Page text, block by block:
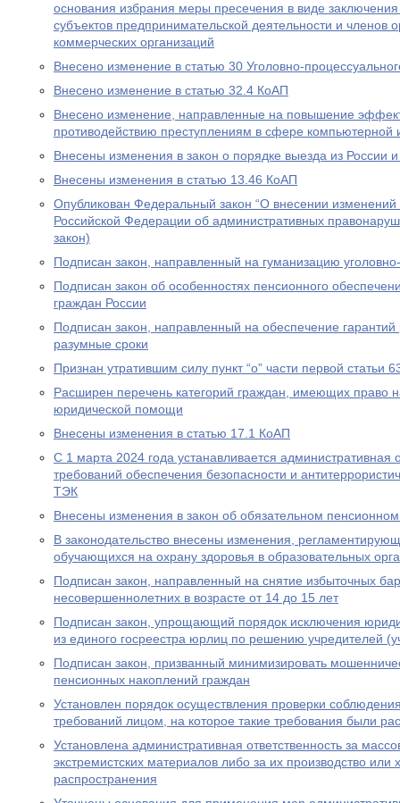
основания избрания меры пресечения в виде
субъектов предпринимательской деятельности и членов
коммерческих организаций
Внесено изменение в статью 30 Уголовно-
Внесено изменение в статью 32.4 КоАП
Внесено изменение, направленные на повышение
противодействию преступлениям в сфере
Внесены изменения в закон о порядке выезда из России
Внесены изменения в статью 13.46 КоАП
Опубликован Федеральный закон “О внесении изменений
Российской Федерации об административных
закон)
Подписан закон, направленный на гуманизацию
Подписан закон об особенностях пенсионного
граждан России
Подписан закон, направленный на обеспечение
разумные сроки
Признан утратившим силу пункт “о” части первой статьи
Расширен перечень категорий граждан, имеющих право
юридической помощи
Внесены изменения в статью 17.1 КоАП
С 1 марта 2024 года устанавливается административная
требований обеспечения безопасности и
ТЭК
Внесены изменения в закон об обязательном
В законодательство внесены изменения,
обучающихся на охрану здоровья в образовательных
Подписан закон, направленный на снятие избыточных
несовершеннолетних в возрасте от 14 до 15 лет
Подписан закон, упрощающий порядок исключения
из единого госреестра юрлиц по решению учредителей
Подписан закон, призванный минимизировать
пенсионных накоплений граждан
Установлен порядок осуществления проверки
требований лицом, на которое такие требования были
Установлена административная ответственность за
экстремистских материалов либо за их производство или
распространения